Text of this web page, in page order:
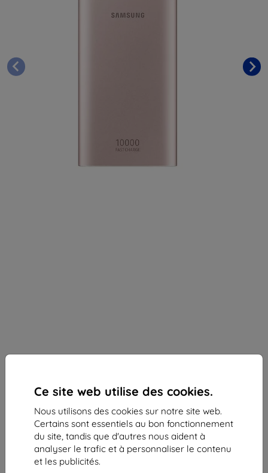
Ce site web utilise des cookies.
Nous utilisons des cookies sur notre site web.
Certains sont essentiels au bon fonctionnement
du site, tandis que d'autres nous aident à
analyser le trafic et à personnaliser le contenu
et les publicités.
Chargeur External battery Samsung EB-P1100BP